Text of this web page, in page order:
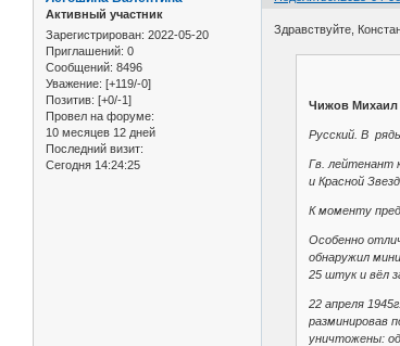
Активный участник
Зарегистрирован: 2022-05-20
Приглашений: 0
Сообщений: 8496
Уважение: [+119/-0]
Позитив: [+0/-1]
Провел на форуме:
10 месяцев 12 дней
Последний визит:
Сегодня 14:24:25
Здравствуйте,
Чижов Михаил
Русский. В
Гв. лейтенант
и Красной
К моменту
Особенно
обнаружил
25 штук и вёл
22 апреля
разминировав
уничтожены: